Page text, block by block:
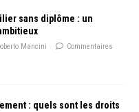
sans diplôme : un
Mancini
Commentaires
: quels sont les droits